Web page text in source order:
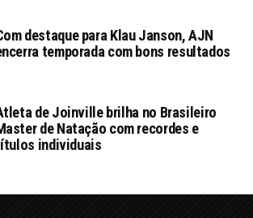
destaque para Klau Janson, AJN
temporada com bons resultados
de Joinville brilha no Brasileiro
de Natação com recordes e
individuais